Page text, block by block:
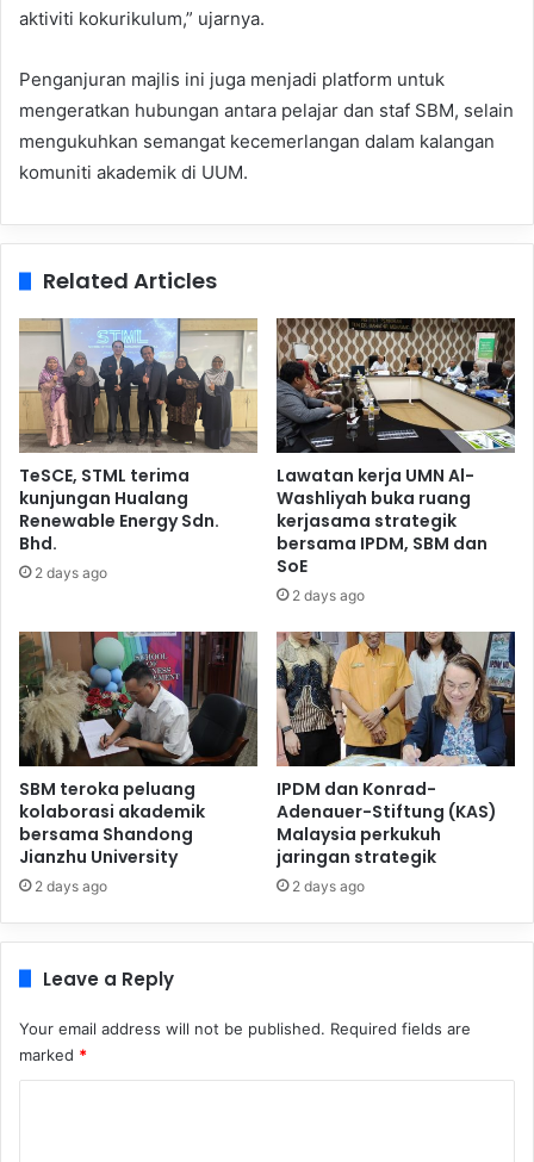
aktiviti kokurikulum,” ujarnya.
Penganjuran majlis ini juga menjadi platform untuk
mengeratkan hubungan antara pelajar dan staf SBM, selain
mengukuhkan semangat kecemerlangan dalam kalangan
komuniti akademik di UUM.
Related Articles
TeSCE, STML terima
kunjungan Hualang
Renewable Energy Sdn.
Bhd.
2 days ago
Lawatan kerja UMN Al-
Washliyah buka ruang
kerjasama strategik
bersama IPDM, SBM dan
SoE
2 days ago
SBM teroka peluang
kolaborasi akademik
bersama Shandong
Jianzhu University
2 days ago
IPDM dan Konrad-
Adenauer-Stiftung (KAS)
Malaysia perkukuh
jaringan strategik
2 days ago
Leave a Reply
Your email address will not be published. Required fields are
marked *